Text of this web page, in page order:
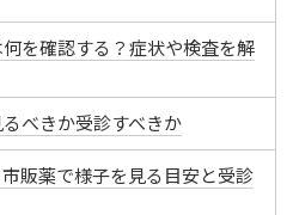
を確認する？症状や検査を解
べきか受診すべきか
販薬で様子を見る目安と受診